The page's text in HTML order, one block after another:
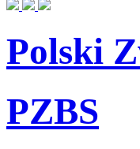
Polski
PZBS